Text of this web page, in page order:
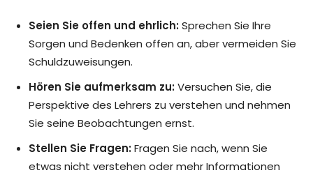
Seien Sie offen und ehrlich:Sprechen Sie Ihre
Sorgen und Bedenken offen an, aber vermeiden Sie
Schuldzuweisungen.
Hören Sie aufmerksam zu:Versuchen Sie, die
Perspektive des Lehrers zu verstehen und nehmen
Sie seine Beobachtungen ernst.
Stellen Sie Fragen:Fragen Sie nach, wenn Sie
etwas nicht verstehen oder mehr Informationen